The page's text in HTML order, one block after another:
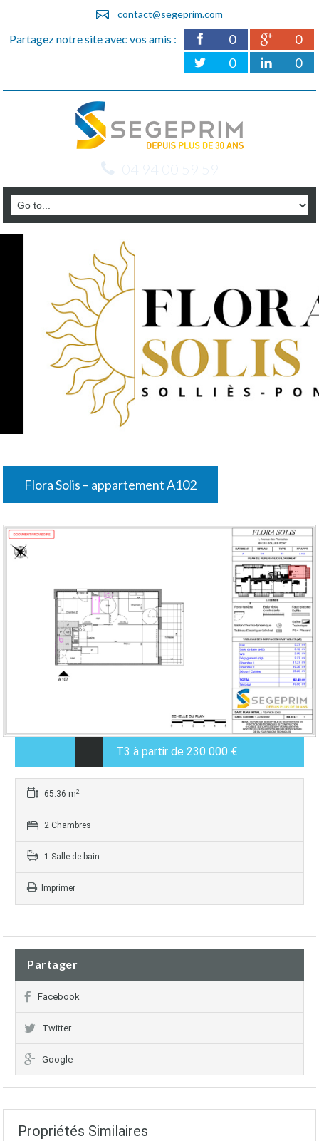
contact@segeprim.com
Partagez notre site avec vos amis : 0
0
0
0
04 94 00 59 59
Flora Solis – appartement A102
T3 à partir de 230 000 €
65.36 m2
2 Chambres
1 Salle de bain
Imprimer
Partager
Facebook
Twitter
Google
Propriétés Similaires